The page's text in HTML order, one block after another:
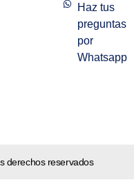
Haz tus
preguntas
por
Whatsapp
derechos reservados